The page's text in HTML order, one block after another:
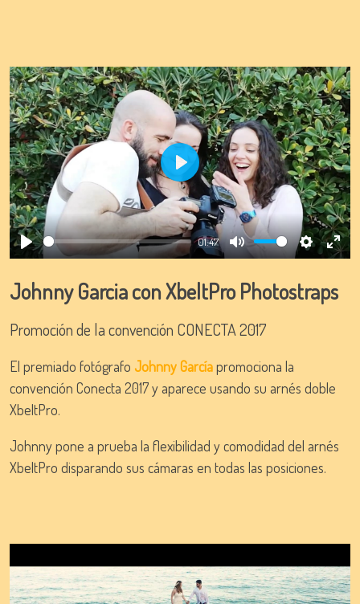
Play
01:47
Mute Settings
Play
Johnny Garcia con XbeltPro Photostraps
Promoción de la convención CONECTA 2017
El premiado fotógrafo Johnny Garcíapromociona la
convención Conecta 2017 y aparece usando su arnés doble
XbeltPro.
Johnny pone a prueba la flexibilidad y comodidad del arnés
XbeltPro disparando sus cámaras en todas las posiciones.